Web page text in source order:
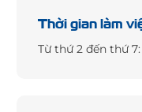
Thời gian làm
Từ thứ 2 đến thứ